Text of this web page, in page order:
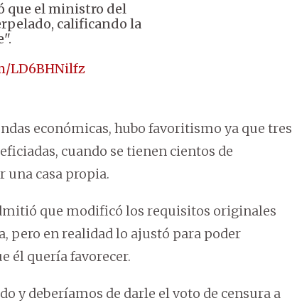
que el ministro del
calificando la
LD6BHNilfz
económicas, hubo favoritismo ya que tres
cuando se tienen cientos de
una casa propia.
que modificó los requisitos originales
pero en realidad lo ajustó para poder
él quería favorecer.
y deberíamos de darle el voto de censura a